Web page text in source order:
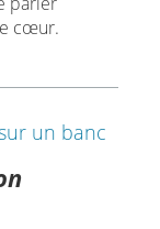
cœur.